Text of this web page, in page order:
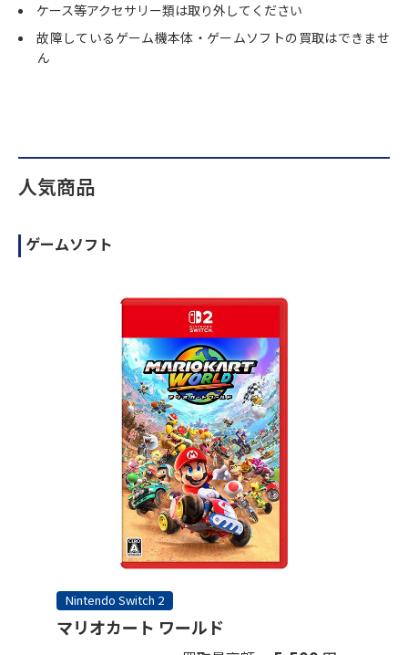
ケース等アクセサリー類は取り外してください
故障しているゲーム機本体・ゲームソフトの買取はできませ
ん
人気商品
ゲームソフト
Nintendo Switch 2
マリオカート ワールド